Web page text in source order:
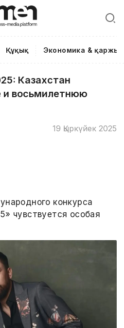
Құқық Экономика & қаржы
Казахстан
и восьмилетнюю
19 Қыркүйек 2025
конкурса
чувствуется особая